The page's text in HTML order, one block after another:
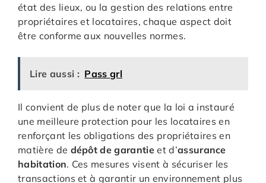
état des lieux, ou la gestion des relations entre
propriétaires et locataires, chaque aspect doit
être conforme aux nouvelles normes.
Lire aussi : Pass grl
Il convient de plus de noter que la loi a instauré
une meilleure protection pour les locataires en
renforçant les obligations des propriétaires en
matière de dépôt de garantieet d’assurance
habitation. Ces mesures visent à sécuriser les
transactions et à garantir un environnement plus